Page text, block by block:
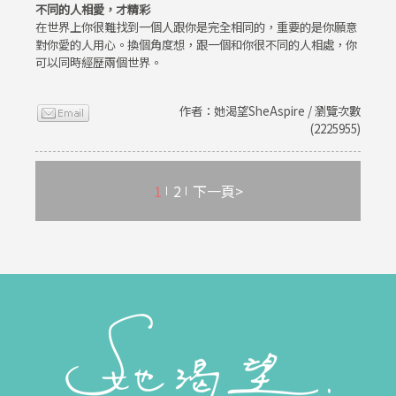
不同的人相愛，才精彩
在世界上你很難找到一個人跟你是完全相同的，重要的是你願意
對你愛的人用心。換個角度想，跟一個和你很不同的人相處，你
可以同時經歷兩個世界。
作者：她渴望SheAspire / 瀏覽次數
(2225955)
1 2 下一頁>